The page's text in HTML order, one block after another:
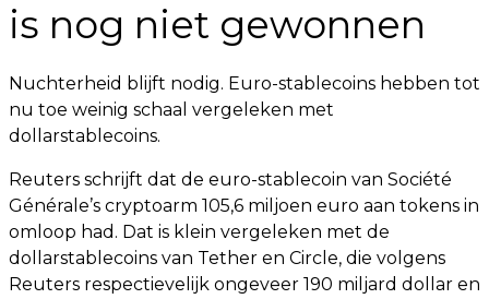
is nog niet gewonnen
Nuchterheid blijft nodig. Euro-stablecoins hebben tot
nu toe weinig schaal vergeleken met
dollarstablecoins.
Reuters schrijft dat de euro-stablecoin van Société
Générale’s cryptoarm 105,6 miljoen euro aan tokens in
omloop had. Dat is klein vergeleken met de
dollarstablecoins van Tether en Circle, die volgens
Reuters respectievelijk ongeveer 190 miljard dollar en